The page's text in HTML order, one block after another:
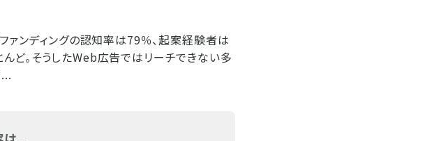
ァンディングの認知率は79％、起案経験者は
ど。そうしたWeb広告ではリーチできない多